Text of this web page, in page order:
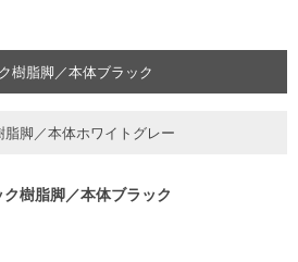
樹脂脚／本体ブラック
脂脚／本体ホワイトグレー
樹脂脚／本体ブラック